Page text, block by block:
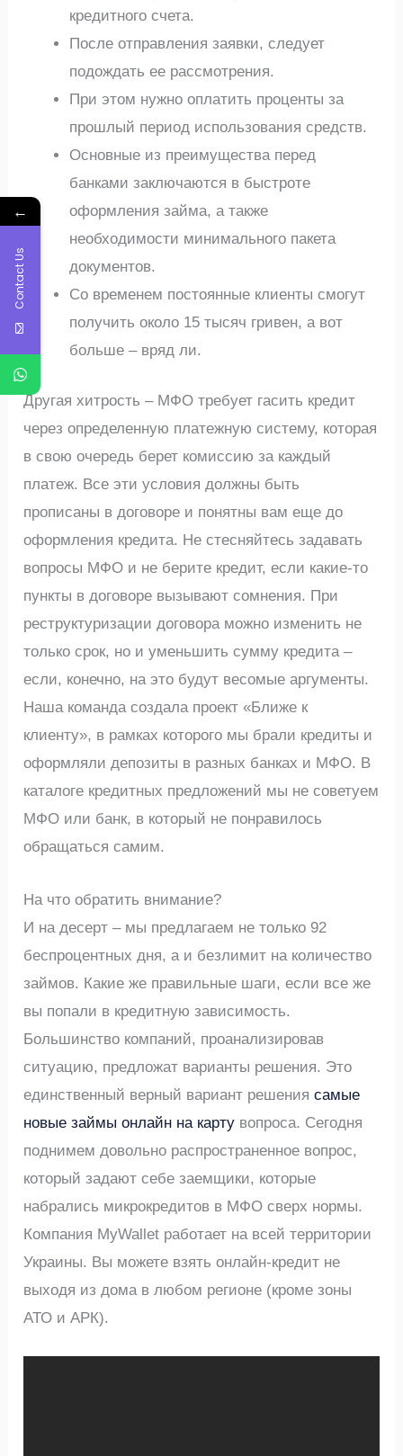
кредитного счета.
После отправления заявки, следует
подождать ее рассмотрения.
При этом нужно оплатить проценты за
прошлый период использования средств.
Основные из преимущества перед
банками заключаются в быстроте
оформления займа, а также
необходимости минимального пакета
документов.
Со временем постоянные клиенты смогут
получить около 15 тысяч гривен, а вот
больше – вряд ли.
Другая хитрость – МФО требует гасить кредит
через определенную платежную систему, которая
в свою очередь берет комиссию за каждый
платеж. Все эти условия должны быть
прописаны в договоре и понятны вам еще до
оформления кредита. Не стесняйтесь задавать
вопросы МФО и не берите кредит, если какие-то
пункты в договоре вызывают сомнения. При
реструктуризации договора можно изменить не
только срок, но и уменьшить сумму кредита –
если, конечно, на это будут весомые аргументы.
Наша команда создала проект «Ближе к
клиенту», в рамках которого мы брали кредиты и
оформляли депозиты в разных банках и МФО. В
каталоге кредитных предложений мы не советуем
МФО или банк, в который не понравилось
обращаться самим.
На что обратить внимание?
И на десерт – мы предлагаем не только 92
беспроцентных дня, а и безлимит на количество
займов. Какие же правильные шаги, если все же
вы попали в кредитную зависимость.
Большинство компаний, проанализировав
ситуацию, предложат варианты решения. Это
единственный верный вариант решениясамые
новые займы онлайн на карту вопроса. Сегодня
поднимем довольно распространенное вопрос,
который задают себе заемщики, которые
набрались микрокредитов в МФО сверх нормы.
Компания MyWallet работает на всей территории
Украины. Вы можете взять онлайн-кредит не
выходя из дома в любом регионе (кроме зоны
АТО и АРК).
←
Contact Us